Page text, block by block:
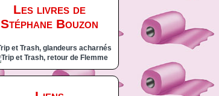
Les livres de
Stéphane Bouzon